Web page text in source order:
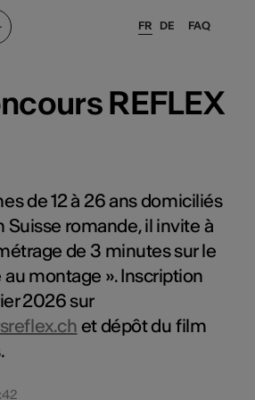
FAQ
FR DE
REFLEX
de 12 à 26 ans domiciliés
Suisse romande, il invite à
de 3 minutes sur le
montage ». Inscription
2026 sur
et dépôt du film